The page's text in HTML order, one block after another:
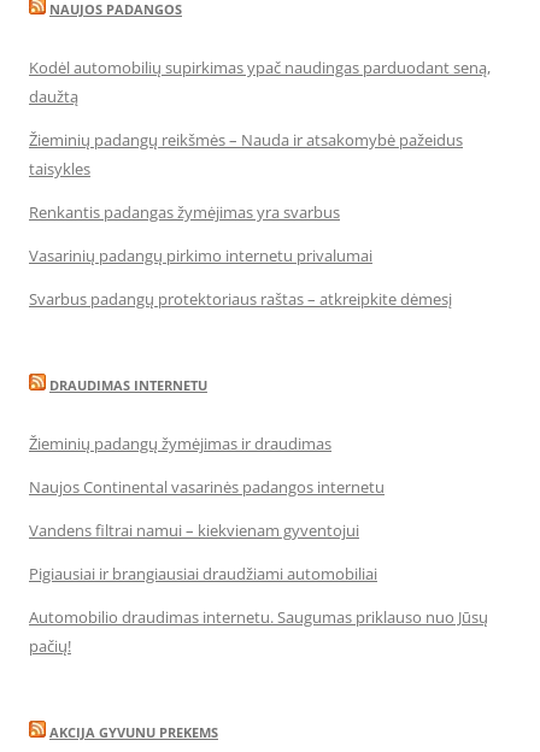
NAUJOS PADANGOS
Kodėl automobilių supirkimas ypač naudingas parduodant seną,
daužtą
Žieminių padangų reikšmės – Nauda ir atsakomybė pažeidus
taisykles
Renkantis padangas žymėjimas yra svarbus
Vasarinių padangų pirkimo internetu privalumai
Svarbus padangų protektoriaus raštas – atkreipkite dėmesį
DRAUDIMAS INTERNETU
Žieminių padangų žymėjimas ir draudimas
Naujos Continental vasarinės padangos internetu
Vandens filtrai namui – kiekvienam gyventojui
Pigiausiai ir brangiausiai draudžiami automobiliai
Automobilio draudimas internetu. Saugumas priklauso nuo Jūsų
pačių!
AKCIJA GYVUNU PREKEMS